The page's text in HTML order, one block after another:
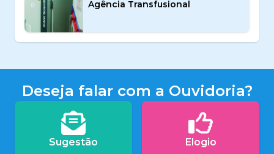
Agência Transfusional
Deseja falar com a Ouvidoria?
Sugestão Elogio